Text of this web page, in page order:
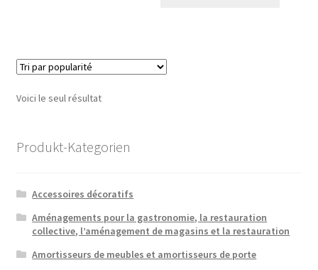
Voici le seul résultat
Produkt-Kategorien
Accessoires décoratifs
Aménagements pour la gastronomie, la restauration
collective, l’aménagement de magasins et la restauration
Amortisseurs de meubles et amortisseurs de porte